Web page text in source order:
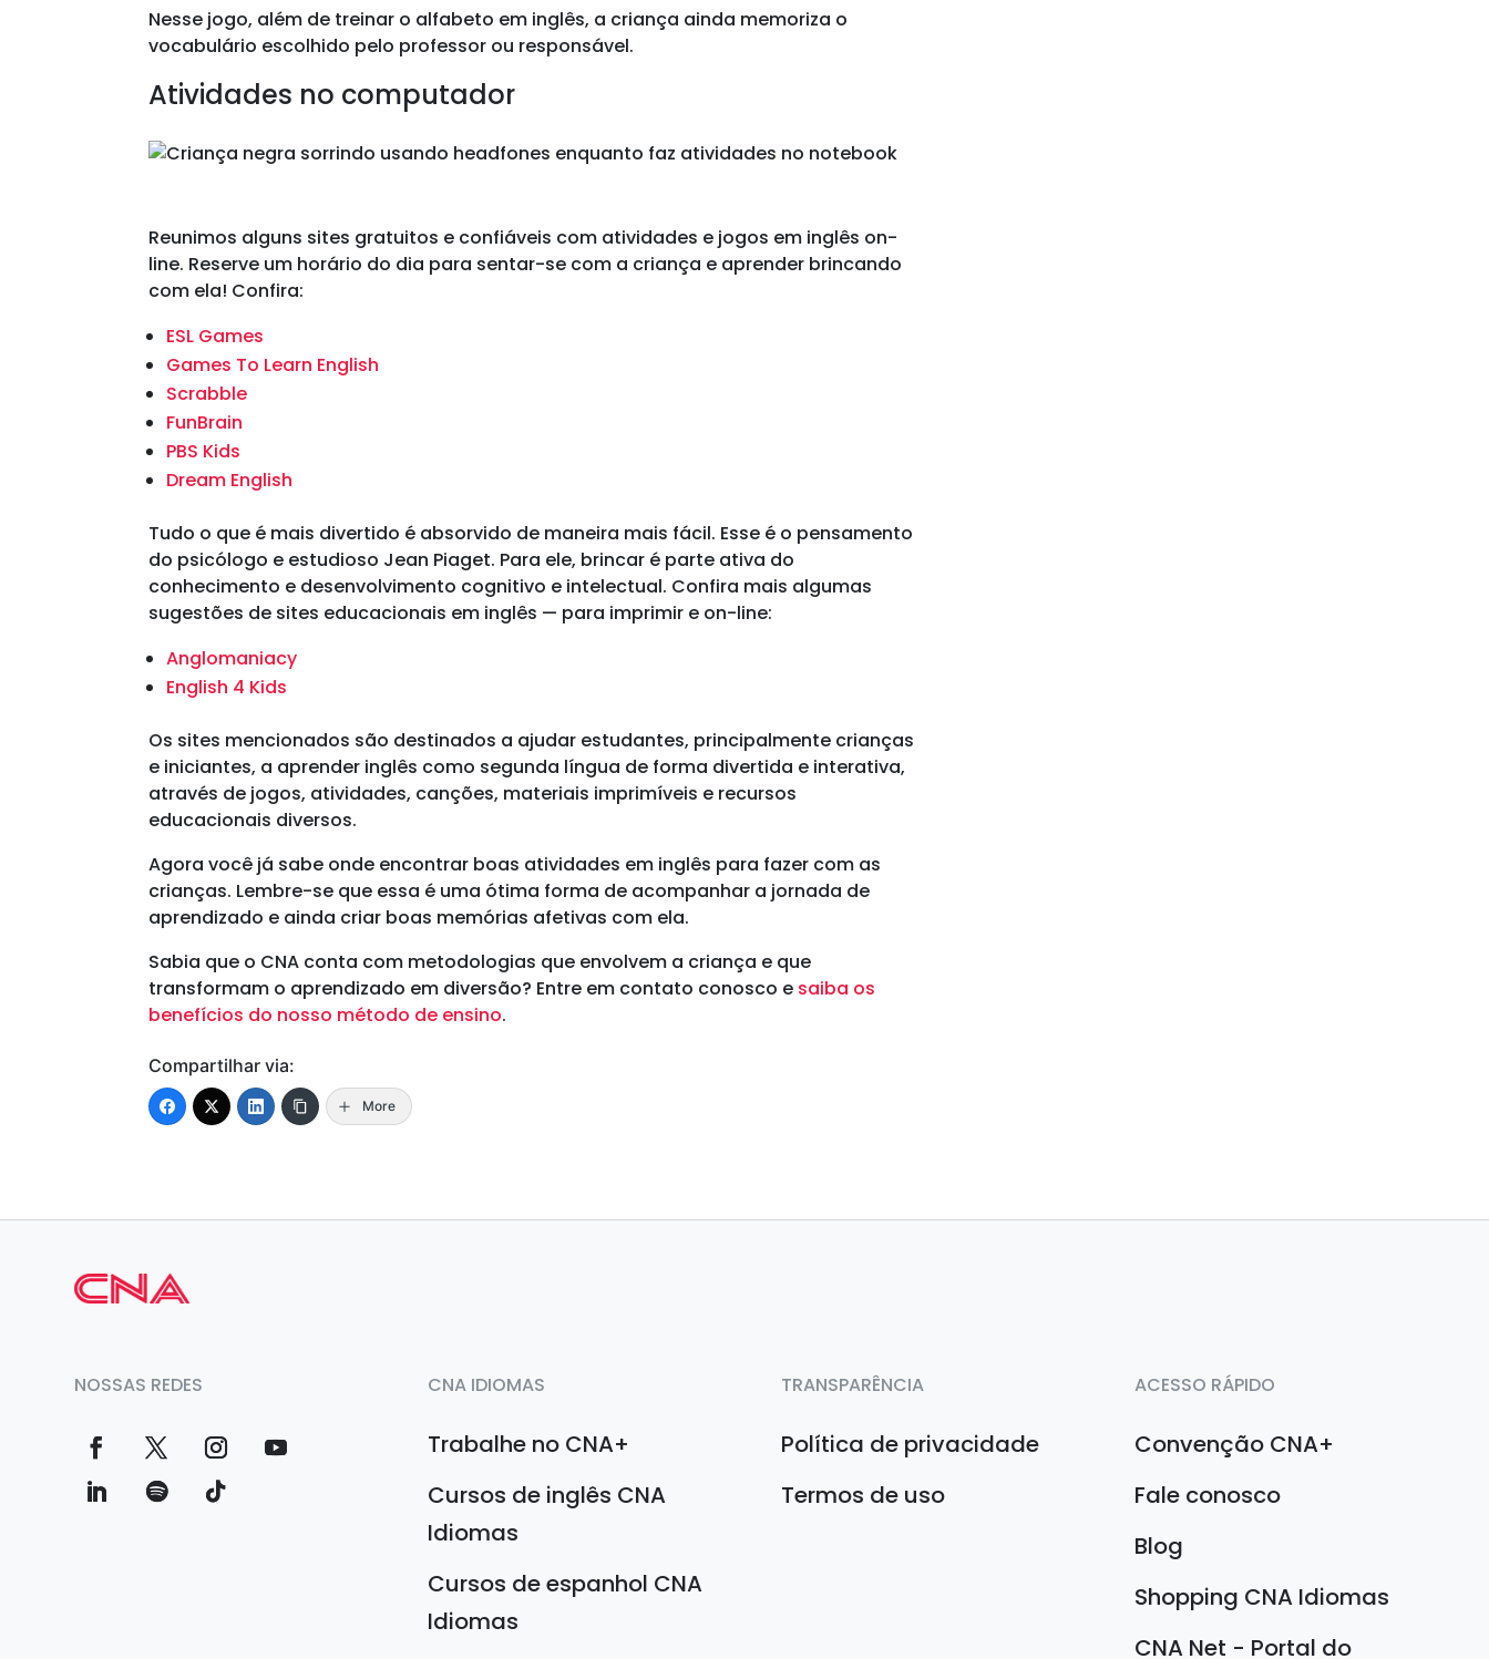
Nesse jogo, além de treinar o alfabeto em inglês, a criança ainda memoriza o
vocabulário escolhido pelo professor ou responsável.
Atividades no computador
Reunimos alguns sites gratuitos e confiáveis com atividades e jogos em inglês on-
line. Reserve um horário do dia para sentar-se com a criança e aprender brincando
com ela! Confira:
ESL Games
Games To Learn English
Scrabble
FunBrain
PBS Kids
Dream English
Tudo o que é mais divertido é absorvido de maneira mais fácil. Esse é o pensamento
do psicólogo e estudioso Jean Piaget. Para ele, brincar é parte ativa do
conhecimento e desenvolvimento cognitivo e intelectual. Confira mais algumas
sugestões de sites educacionais em inglês — para imprimir e on-line:
Anglomaniacy
English 4 Kids
Os sites mencionados são destinados a ajudar estudantes, principalmente crianças
e iniciantes, a aprender inglês como segunda língua de forma divertida e interativa,
através de jogos, atividades, canções, materiais imprimíveis e recursos
educacionais diversos.
Agora você já sabe onde encontrar boas atividades em inglês para fazer com as
crianças. Lembre-se que essa é uma ótima forma de acompanhar a jornada de
aprendizado e ainda criar boas memórias afetivas com ela.
Sabia que o CNA conta com metodologias que envolvem a criança e que
transformam o aprendizado em diversão? Entre em contato conosco e saiba os
benefícios do nosso método de ensino.
Compartilhar via:
More
NOSSAS REDES CNA IDIOMAS
Trabalhe no CNA+
Cursos de inglês CNA
Idiomas
Cursos de espanhol CNA
Idiomas
TRANSPARÊNCIA
Política de privacidade
Termos de uso
ACESSO RÁPIDO
Convenção CNA+
Fale conosco
Blog
Shopping CNA Idiomas
CNA Net - Portal do